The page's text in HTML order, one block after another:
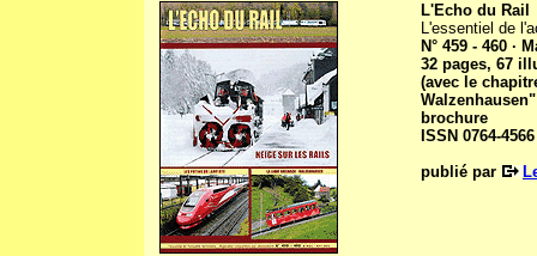
L'Echo du Rail
L'essentiel de
N° 459 - 460 ·
32 pages, 67
(avec le
brochure
ISSN 0764-4566
publié par